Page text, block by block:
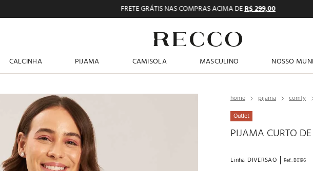
FRETE GRÁTIS NAS COMPRAS ACIMA DER$ 299,00
CALCINHA PIJAMA CAMISOLA MASCULINO NOSSO
pijama comfy
Outlet
PIJAMA CURTO
Linha DIVERSAO Ref.:B0196
1º pijama feminino
2º shortdoll